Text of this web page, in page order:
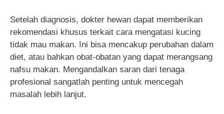
Setelah diagnosis, dokter hewan dapat memberikan
rekomendasi khusus terkait cara mengatasi kucing
tidak mau makan. Ini bisa mencakup perubahan dalam
diet, atau bahkan obat-obatan yang dapat merangsang
nafsu makan. Mengandalkan saran dari tenaga
profesional sangatlah penting untuk mencegah
masalah lebih lanjut.